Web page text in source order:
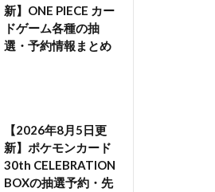
新】ONE PIECE カー
ドゲーム各種の抽
選・予約情報まとめ
【2026年8月5日更
新】ポケモンカード
30th CELEBRATION
BOXの抽選予約・先